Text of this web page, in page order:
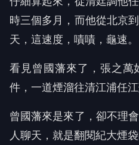
時三個多月，而他從北京
天，這速度，嘖嘖，龜速。
看見曾國藩來了，張之萬
件，一道煙溜往清江浦任江
曾國藩來是來了，卻不理
人聊天，就是翻閱紀大煙